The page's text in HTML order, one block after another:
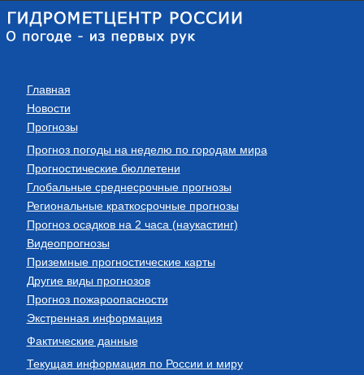
Главная
Новости
Прогнозы
Прогноз погоды на неделю по городам мира
Прогностические бюллетени
Глобальные среднесрочные прогнозы
Региональные краткосрочные прогнозы
Прогноз осадков на 2 часа (наукастинг)
Видеопрогнозы
Приземные прогностические карты
Другие виды прогнозов
Прогноз пожароопасности
Экстренная информация
Фактические данные
Текущая информация по России и миру